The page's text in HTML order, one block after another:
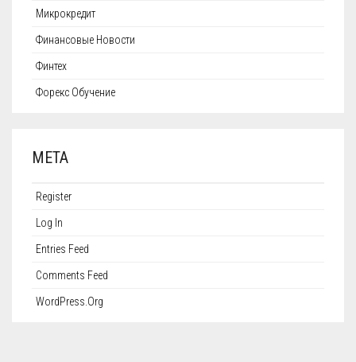
Микрокредит
Финансовые Новости
Финтех
Форекс Обучение
META
Register
Log In
Entries Feed
Comments Feed
WordPress.org